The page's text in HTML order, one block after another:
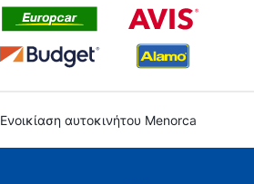
Ενοικίαση αυτοκινήτου Menorca